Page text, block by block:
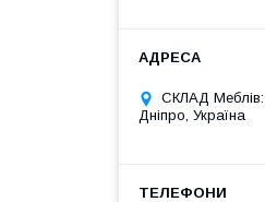
СКЛАД Меблів:
Дніпро, Україна